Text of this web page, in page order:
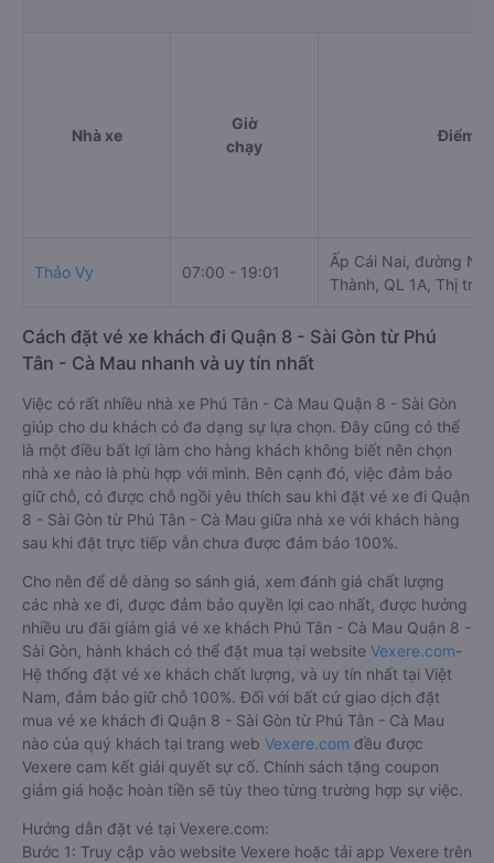
Nhà xe
Giờ
chạy
Điểm đi
Thảo Vy 07:00 - 19:01
Ấp Cái Nai, đường
Thành, QL 1A, Thị
Cách đặt vé xe khách đi Quận 8 - Sài Gòn từ Phú
Tân - Cà Mau nhanh và uy tín nhất
Việc có rất nhiều nhà xe Phú Tân - Cà Mau Quận 8 - Sài Gòn
giúp cho du khách có đa dạng sự lựa chọn. Đây cũng có thể
là một điều bất lợi làm cho hàng khách không biết nên chọn
nhà xe nào là phù hợp với mình. Bên cạnh đó, việc đảm bảo
giữ chỗ, có được chỗ ngồi yêu thích sau khi đặt vé xe đi Quận
8 - Sài Gòn từ Phú Tân - Cà Mau giữa nhà xe với khách hàng
sau khi đặt trực tiếp vẫn chưa được đảm bảo 100%.
Cho nên để dễ dàng so sánh giá, xem đánh giá chất lượng
các nhà xe đi, được đảm bảo quyền lợi cao nhất, được hưởng
nhiều ưu đãi giảm giá vé xe khách Phú Tân - Cà Mau Quận 8 -
Sài Gòn, hành khách có thể đặt mua tại website Vexere.com-
Hệ thống đặt vé xe khách chất lượng, và uy tín nhất tại Việt
Nam, đảm bảo giữ chỗ 100%. Đối với bất cứ giao dịch đặt
mua vé xe khách đi Quận 8 - Sài Gòn từ Phú Tân - Cà Mau
nào của quý khách tại trang web Vexere.com đều được
Vexere cam kết giải quyết sự cố. Chính sách tặng coupon
giảm giá hoặc hoàn tiền sẽ tùy theo từng trường hợp sự việc.
Hướng dẫn đặt vé tại Vexere.com:
Bước 1: Truy cập vào website Vexere hoặc tải app Vexere trên